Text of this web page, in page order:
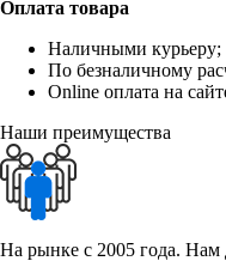
Оплата товара
Наличными курьеру;
По безналичному
Online оплата на
Наши преимущества
На рынке с 2005 года. Нам